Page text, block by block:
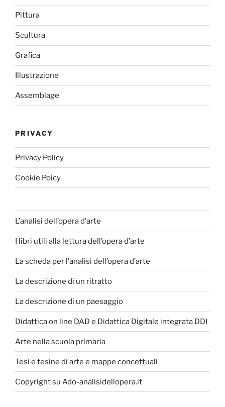
Pittura
Scultura
Grafica
Illustrazione
Assemblage
PRIVACY
Privacy Policy
Cookie Poicy
L’analisi dell’opera d’arte
I libri utili alla lettura dell’opera d’arte
La scheda per l’analisi dell’opera d’arte
La descrizione di un ritratto
La descrizione di un paesaggio
Didattica on line DAD e Didattica Digitale integrata DDI
Arte nella scuola primaria
Tesi e tesine di arte e mappe concettuali
Copyright su Ado-analisidellopera.it